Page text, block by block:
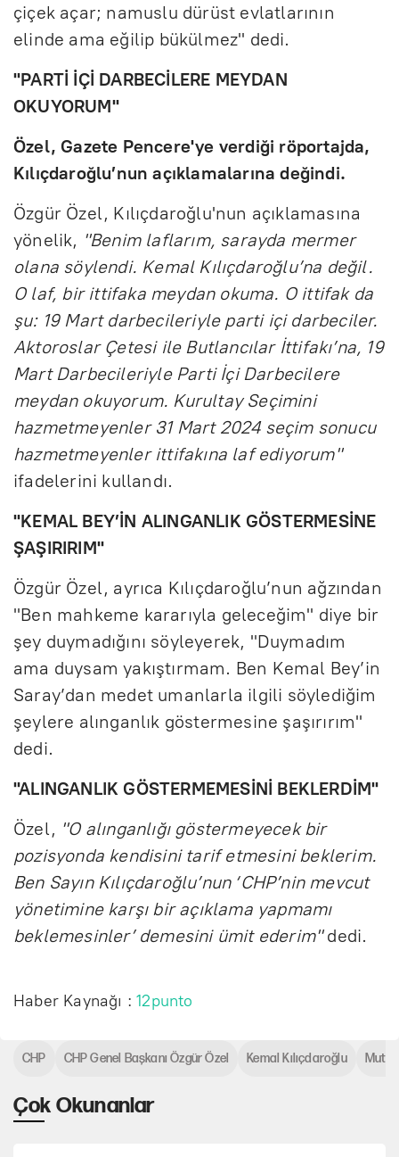
çiçek açar; namuslu dürüst evlatlarının
elinde ama eğilip bükülmez" dedi.
"PARTİ İÇİ DARBECİLERE MEYDAN
OKUYORUM"
Özel, Gazete Pencere'ye verdiği röportajda,
Kılıçdaroğlu’nun açıklamalarına değindi.
Özgür Özel, Kılıçdaroğlu'nun açıklamasına
yönelik, "Benim laflarım, sarayda mermer
olana söylendi. Kemal Kılıçdaroğlu’na değil.
O laf, bir ittifaka meydan okuma. O ittifak da
şu: 19 Mart darbecileriyle parti içi darbeciler.
Aktoroslar Çetesi ile Butlancılar İttifakı’na, 19
Mart Darbecileriyle Parti İçi Darbecilere
meydan okuyorum. Kurultay Seçimini
hazmetmeyenler 31 Mart 2024 seçim sonucu
hazmetmeyenler ittifakına laf ediyorum"
ifadelerini kullandı.
"KEMAL BEY’İN ALINGANLIK GÖSTERMESİNE
ŞAŞIRIRIM"
Özgür Özel, ayrıca Kılıçdaroğlu’nun ağzından
"Ben mahkeme kararıyla geleceğim" diye bir
şey duymadığını söyleyerek, "Duymadım
ama duysam yakıştırmam. Ben Kemal Bey’in
Saray’dan medet umanlarla ilgili söylediğim
şeylere alınganlık göstermesine şaşırırım"
dedi.
"ALINGANLIK GÖSTERMEMESİNİ BEKLERDİM"
Özel, "O alınganlığı göstermeyecek bir
pozisyonda kendisini tarif etmesini beklerim.
Ben Sayın Kılıçdaroğlu’nun ‘CHP’nin mevcut
yönetimine karşı bir açıklama yapmamı
beklemesinler’ demesini ümit ederim"dedi.
Haber Kaynağı :12punto
Çok Okunanlar
CHP CHP Genel Başkanı Özgür Özel Kemal Kılıçdaroğlu